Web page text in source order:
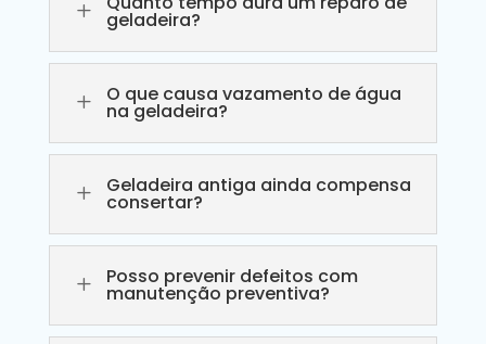
L geladeira?
L O que causa vazamento de água
na geladeira?
L Geladeira antiga ainda compensa
consertar?
L Posso prevenir defeitos com
manutenção preventiva?